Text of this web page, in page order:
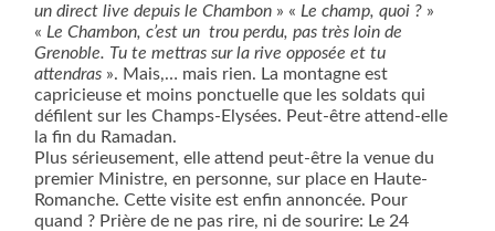
un direct live depuis le Chambon » « Le champ, quoi ? »
« Le Chambon, c’est un trou perdu, pas très loin de
Grenoble. Tu te mettras sur la rive opposée et tu
attendras ». Mais,… mais rien. La montagne est
capricieuse et moins ponctuelle que les soldats qui
défilent sur les Champs-Elysées. Peut-être attend-elle
la fin du Ramadan.
Plus sérieusement, elle attend peut-être la venue du
premier Ministre, en personne, sur place en Haute-
Romanche. Cette visite est enfin annoncée. Pour
quand ? Prière de ne pas rire, ni de sourire: Le 24